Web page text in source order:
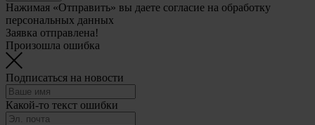
Нажимая «Отправить» вы даете согласие на обработку
персональных данных
Заявка отправлена!
Произошла ошибка
Подписаться на новости
Какой-то текст ошибки